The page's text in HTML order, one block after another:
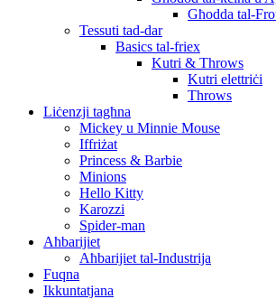
Għodda tal-
Tessuti tad-dar
Basics tal-friex
Kutri & Throws
Kutri elettriċi
Throws
Liċenzji tagħna
Mickey u Minnie Mouse
Iffriżat
Princess & Barbie
Minions
Hello Kitty
Karozzi
Spider-man
Aħbarijiet
Aħbarijiet tal-Industrija
Fuqna
Ikkuntatjana